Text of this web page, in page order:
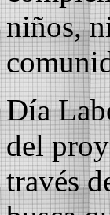
niños,
Día
del
través